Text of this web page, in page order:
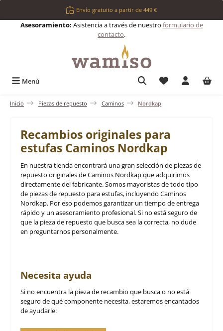
Saltar al contenido principalEnvío gratuito a partir de 449 €
Asesoramiento: Asistencia a través de nuestro formulario de
contacto.
Menú Tienes 0
Inicio Piezas de repuesto Caminos Nordkap
Recambios originales para
estufas Caminos Nordkap
En nuestra tienda encontrará una gran selección de piezas de
repuesto originales de Caminos Nordkap que adquirimos
directamente del fabricante. Somos mayoristas de todo tipo
de piezas de repuesto para estufas, incluyendo Caminos
Nordkap. Por eso podemos garantizar un tiempo de entrega
rápido y un asesoramiento profesional. Si no está seguro de
que la pieza de repuesto que busca sea la correcta, no dude
en preguntarnos personalmente.
Necesita ayuda
Si no encuentra la pieza de recambio que busca o no está
seguro de qué componente necesita, estaremos encantados
de ayudarle: